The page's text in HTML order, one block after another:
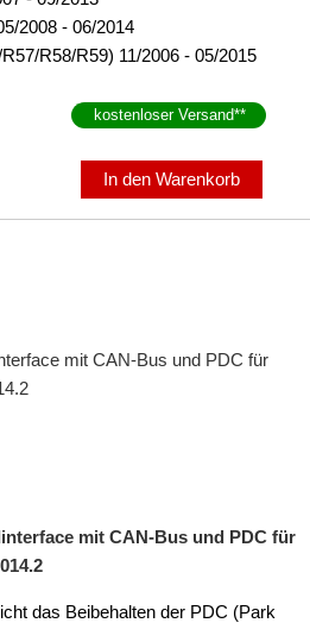
2008 - 06/2014
R58/R59) 11/2006 - 05/2015
kostenloser Versand**
In den Warenkorb
mit CAN-Bus und PDC für
das Beibehalten der PDC (Park